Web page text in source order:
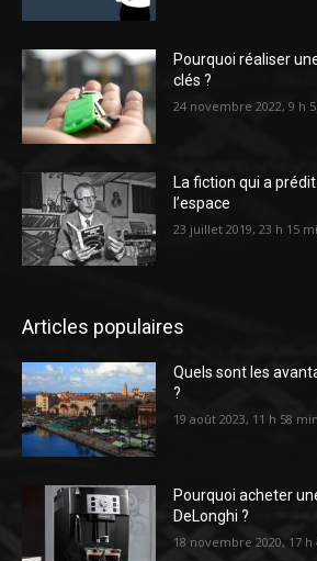
Pourquoi réaliser
clés ?
24 novembre 2022, 9 h
La fiction qui a
l’espace
23 juillet 2019, 23 h 15
Articles populaires
Quels sont les
?
19 août 2023, 11 h 58 min
Pourquoi acheter
DeLonghi ?
18 novembre 2020, 17 h